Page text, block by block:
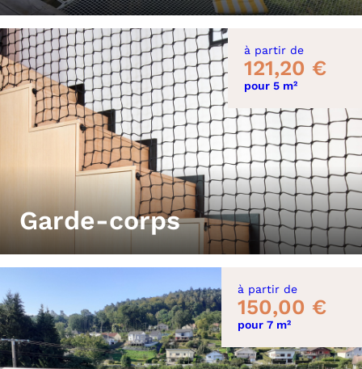
Garde-corps
à partir de
121,20 €
pour 5 m²
à partir de
150,00 €
pour 7 m²